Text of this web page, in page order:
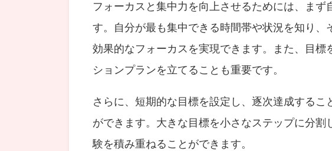
フォーカスと集中力を向上させるためには、ま
す。自分が最も集中できる時間帯や状況を知り、
効果的なフォーカスを実現できます。また、目
ションプランを立てることも重要です。
さらに、短期的な目標を設定し、逐次達成する
ができます。大きな目標を小さなステップに分
験を積み重ねることができます。